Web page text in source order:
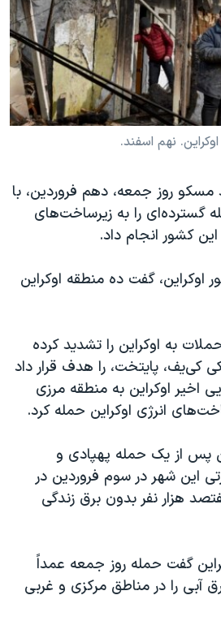
۲۰۲۴
اسرائیل
رهبری ایران
نوبل صلح
نهم اسفند.
مسکو روز جمعه، دهم فروردین، با
گسترده‌ای را به زیرساخت‌های
این کشور انجام داد.
اوکراین، گفت ده منطقه اوکراین
به اوکراین را تشدید کرده
پایتخت، را هدف قرار داد
اخیر اوکراین به منطقه مرزی
انرژی اوکراین حمله کرد.
پس از یک حمله پهپادی و
این شهر در سوم فروردین در
هزار نفر بدون برق زندگی
گفت حمله روز جمعه عمداً
آبی را در مناطق مرکزی و غربی